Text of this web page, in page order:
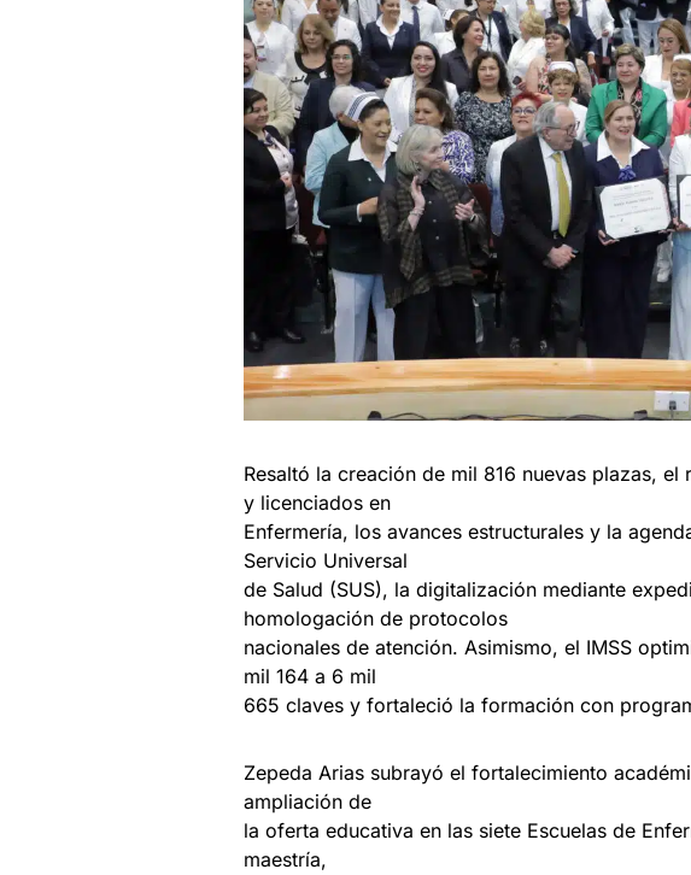
Resaltó la creación de mil 816 nuevas plazas,
y licenciados en
Enfermería, los avances estructurales y la
Servicio Universal
de Salud (SUS), la digitalización mediante
homologación de protocolos
nacionales de atención. Asimismo, el IMSS
mil 164 a 6 mil
665 claves y fortaleció la formación con
Zepeda Arias subrayó el fortalecimiento
ampliación de
la oferta educativa en las siete Escuelas de
maestría,